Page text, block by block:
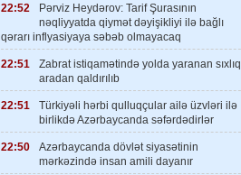
22:52
Pərviz Heydərov: Tarif Şurasının
nəqliyyatda qiymət dəyişikliyi ilə bağlı
qərarı inflyasiyaya səbəb olmayacaq
22:51
Zabrat istiqamətində yolda yaranan sıxlıq
aradan qaldırılıb
22:51
Türkiyəli hərbi qulluqçular ailə üzvləri ilə
birlikdə Azərbaycanda səfərdədirlər
22:50
Azərbaycanda dövlət siyasətinin
mərkəzində insan amili dayanır